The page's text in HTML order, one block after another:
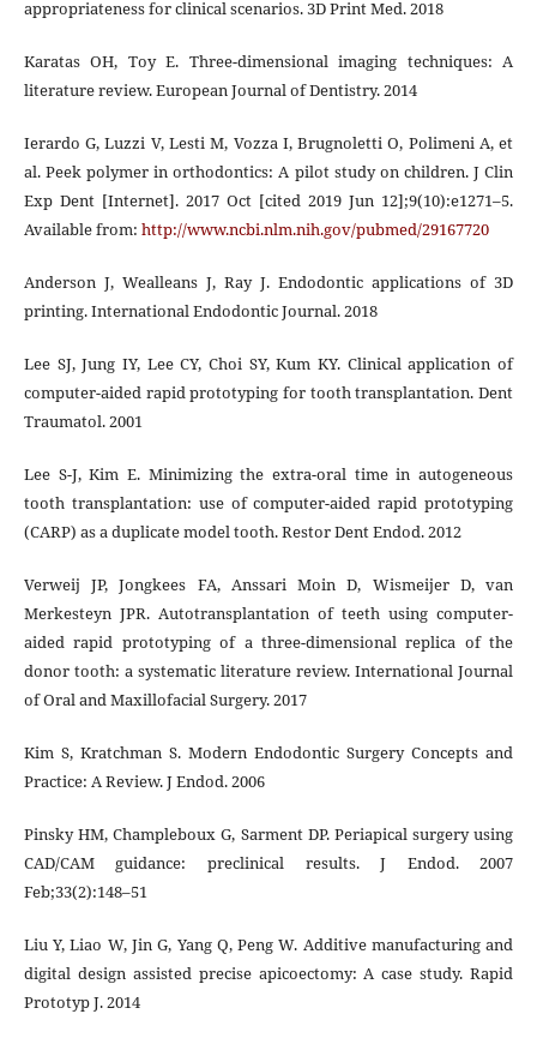
appropriateness for clinical scenarios. 3D Print Med. 2018
Karatas OH, Toy E. Three-dimensional imaging techniques: A
literature review. European Journal of Dentistry. 2014
Ierardo G, Luzzi V, Lesti M, Vozza I, Brugnoletti O, Polimeni A, et
al. Peek polymer in orthodontics: A pilot study on children. J Clin
Exp Dent [Internet]. 2017 Oct [cited 2019 Jun 12];9(10):e1271–5.
Available from: http://www.ncbi.nlm.nih.gov/pubmed/29167720
Anderson J, Wealleans J, Ray J. Endodontic applications of 3D
printing. International Endodontic Journal. 2018
Lee SJ, Jung IY, Lee CY, Choi SY, Kum KY. Clinical application of
computer-aided rapid prototyping for tooth transplantation. Dent
Traumatol. 2001
Lee S-J, Kim E. Minimizing the extra-oral time in autogeneous
tooth transplantation: use of computer-aided rapid prototyping
(CARP) as a duplicate model tooth. Restor Dent Endod. 2012
Verweij JP, Jongkees FA, Anssari Moin D, Wismeijer D, van
Merkesteyn JPR. Autotransplantation of teeth using computer-
aided rapid prototyping of a three-dimensional replica of the
donor tooth: a systematic literature review. International Journal
of Oral and Maxillofacial Surgery. 2017
Kim S, Kratchman S. Modern Endodontic Surgery Concepts and
Practice: A Review. J Endod. 2006
Pinsky HM, Champleboux G, Sarment DP. Periapical surgery using
CAD/CAM guidance: preclinical results. J Endod. 2007
Feb;33(2):148–51
Liu Y, Liao W, Jin G, Yang Q, Peng W. Additive manufacturing and
digital design assisted precise apicoectomy: A case study. Rapid
Prototyp J. 2014